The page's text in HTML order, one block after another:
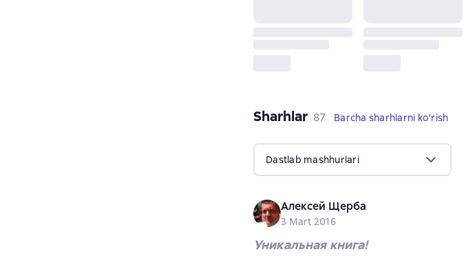
Sharhlar 87 sharhlar
87 Barcha sharhlarni ko'rish
Dastlab mashhurlari
Алексей Щерба
3 Mart 2016
Уникальная книга!